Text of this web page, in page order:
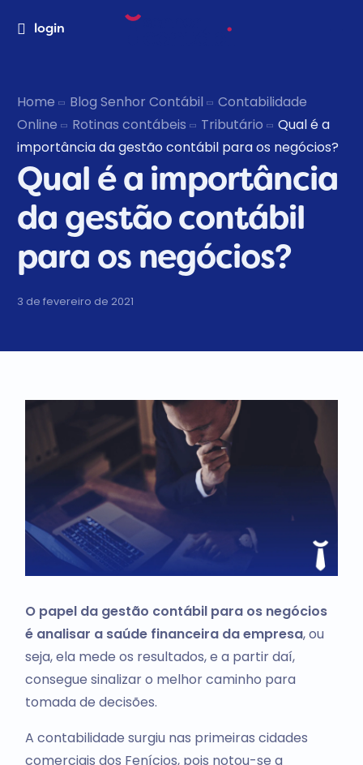
login
Home Blog Senhor Contábil
Contabilidade
Online
Rotinas contábeis Tributário
Qual é a
importância da gestão contábil para os negócios?
Qual é a importância
da gestão contábil
para os negócios?
3 de fevereiro de 2021
O papel da gestão contábil para os negócios
é analisar a saúde financeira da empresa, ou
seja, ela mede os resultados, e a partir daí,
consegue sinalizar o melhor caminho para
tomada de decisões.
A contabilidade surgiu nas primeiras cidades
comerciais dos Fenícios, pois notou-se a